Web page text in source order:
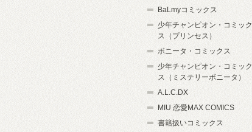
BaLmyコミックス
少年チャンピオン・コミック
ス（プリンセス）
ボニータ・コミックス
少年チャンピオン・コミック
ス（ミステリーボニータ）
A.L.C.DX
MIU 恋愛MAX COMICS
書籍扱いコミックス